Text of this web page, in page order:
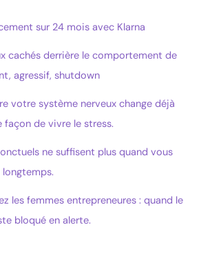
sur 24 mois avec Klarna
cachés derrière le comportement de
agressif, shutdown
votre système nerveux change déjà
de vivre le stress.
ne suffisent plus quand vous
les femmes entrepreneures : quand le
bloqué en alerte.